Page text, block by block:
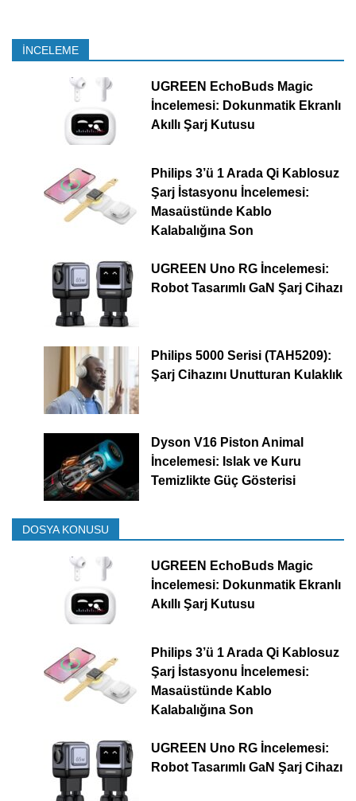
İNCELEME
UGREEN EchoBuds Magic
İncelemesi: Dokunmatik Ekranlı
Akıllı Şarj Kutusu
Philips 3’ü 1 Arada Qi Kablosuz
Şarj İstasyonu İncelemesi:
Masaüstünde Kablo
Kalabalığına Son
UGREEN Uno RG İncelemesi:
Robot Tasarımlı GaN Şarj Cihazı
Philips 5000 Serisi (TAH5209):
Şarj Cihazını Unutturan Kulaklık
Dyson V16 Piston Animal
İncelemesi: Islak ve Kuru
Temizlikte Güç Gösterisi
DOSYA KONUSU
UGREEN EchoBuds Magic
İncelemesi: Dokunmatik Ekranlı
Akıllı Şarj Kutusu
Philips 3’ü 1 Arada Qi Kablosuz
Şarj İstasyonu İncelemesi:
Masaüstünde Kablo
Kalabalığına Son
UGREEN Uno RG İncelemesi:
Robot Tasarımlı GaN Şarj Cihazı